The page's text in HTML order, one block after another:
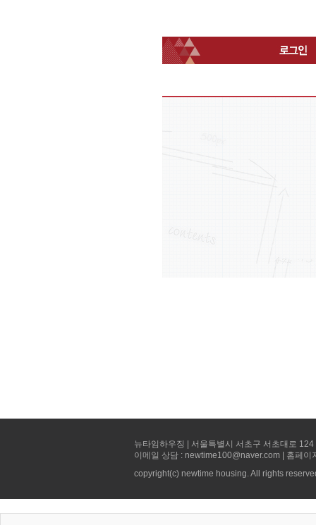
뉴타임하우징 | 서울특별시 서초구 서초대로
이메일 상담 : newtime100@naver.com | 홈페
copyright(c) newtime housing. All rights